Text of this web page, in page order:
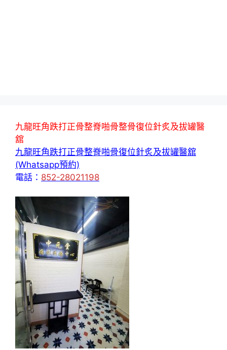
九龍旺角跌打正骨整脊啪骨整骨復位針炙及拔罐醫
舘
九龍旺角跌打正骨整脊啪骨復位針炙及拔罐醫舘
(Whatsapp預約)
電話： 852-28021198